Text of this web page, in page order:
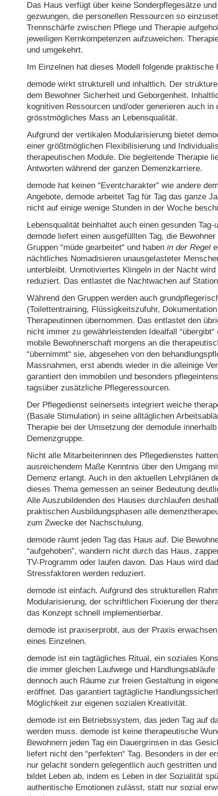
Das Haus verfügt über keine Sonderpflegesätze
gezwungen, die personellen Ressourcen so
Trennschärfe zwischen Pflege und Therapie
jeweiligen Kernkompetenzen aufzuweichen.
und umgekehrt.
Im Einzelnen hat dieses Modell folgende praktische
demode wirkt strukturell und inhaltlich. Der
dem Bewohner Sicherheit und Geborgenheit.
kognitiven Ressourcen und/oder generieren auch in
grösstmögliches Mass an Lebensqualität.
Aufgrund der vertikalen Modularisierung bietet
einer größtmöglichen Flexibilisierung und
therapeutischen Module. Die begleitende Therapie
Antworten während der ganzen Demenzkarriere.
demode hat keinen “Eventcharakter” wie andere
Angebote, demode arbeitet Tag für Tag das ganze
nicht auf einige wenige Stunden in der Woche
Lebensqualität beinhaltet auch einen gesunden
demode liefert einen ausgefüllten Tag, die
Gruppen “müde gearbeitet“ und haben in der Regel
nächtliches Nomadisieren unausgelasteter
unterbleibt. Unmotiviertes Klingeln in der Nacht
reduziert. Das entlastet die Nachtwachen auf
Während den Gruppen werden auch
(Toilettentraining, Flüssigkeitszufuhr,
Therapeutinnen übernommen. Das entlastet den
nicht immer zu gewährleistenden Idealfall
mobile Bewohnerschaft morgens an die
“übernimmt“ sie, abgesehen von den
Massnahmen, erst abends wieder in die alleinige
garantiert den immobilen und besonders
tagsüber zusätzliche Pflegeressourcen.
Der Pflegedienst seinerseits integriert weiche
(Basale Stimulation) in seine alltäglichen
Therapie bei der Umsetzung der demodule
Demenzgruppe.
Nicht alle Mitarbeiterinnen des Pflegedienstes
ausreichendem Maße Kenntnis über den Umgang
Demenz erlangt. Auch in den aktuellen Lehrplänen
dieses Thema gemessen an seiner Bedeutung
Alle Auszubildenden des Hauses durchlaufen
praktischen Ausbildungsphasen alle
zum Zwecke der Nachschulung.
demode räumt jeden Tag das Haus auf. Die
“aufgehoben”, wandern nicht durch das Haus,
TV-Programm oder laufen davon. Das Haus wird
Stressfaktoren werden reduziert.
demode ist einfach. Aufgrund des strukturellen
Modularisierung, der schriftlichen Fixierung der
das Konzept schnell implementierbar.
demode ist praxiserprobt, aus der Praxis
eines Einzelnen.
demode ist ein tagtägliches Ritual, ein soziales
die immer gleichen Laufwege und
dennoch auch Räume zur freien Gestaltung in
eröffnet. Das garantiert tagtägliche
Möglichkeit zur eigenen sozialen Kreativität.
demode ist ein Betriebssystem, das jeden Tag auf
werden muss. demode ist keine therapeutische
Bewohnern jeden Tag ein Dauergrinsen in das
liefert nicht den “perfekten“ Tag. Besonders in der
nur gelacht sondern gelegentlich auch gestritten
bildet Leben ab, indem es Leben in der Sozialität
authentische Emotionen zulässt, statt nur sozial